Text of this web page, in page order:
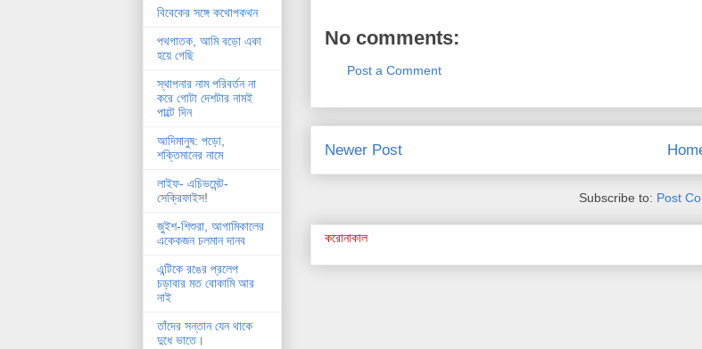
No comments:
Post a Comment
Newer Post
Subscribe to: Post
করোনাকাল
বিবেকের সঙ্গে কথোপকথন
পথগাতক, আমি বড়ো একা
হয়ে গেছি
স্থাপনার নাম পরিবর্তন না
করে গোটা দেশটার নামই
পাল্টে দিন
আদিমানুষ: পড়ো,
শক্তিমানের নামে
লাইফ- এচিভমেন্ট-
সেক্রিফাইস!
জুইশ-শিশুরা, আগামিকালের
একেকজন চলমান দানব
এন্টিকে রঙের প্রলেপ
চড়াবার মত বোকামি আর
নাই
তাঁদের সন্তান যেন থাকে
দুধে ভাতে।